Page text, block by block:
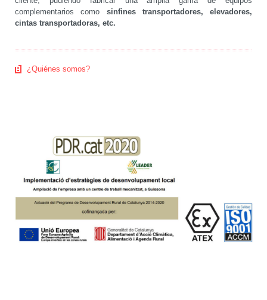
complementarios como sinfines transportadores, elevadores,
cintas transportadoras, etc.
¿Quiénes somos?